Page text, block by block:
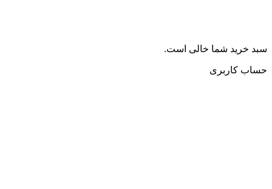
سبد خرید شما خالی است.
حساب کاربری